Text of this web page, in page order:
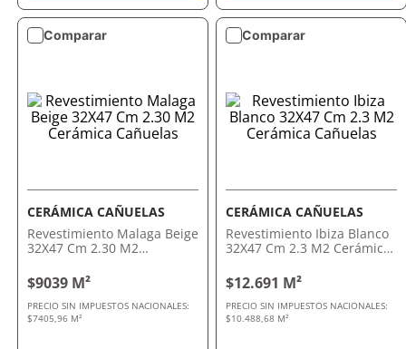
Comparar
CERÁMICA CAÑUELAS
Revestimiento Malaga Beige
32X47 Cm 2.30 M2
$9039 M²
PRECIO SIN IMPUESTOS NACIONALES:
$7405,96 M²
Comparar
CERÁMICA CAÑUELAS
Revestimiento Ibiza Blanco
32X47 Cm 2.3 M2 Cerámica
$12.691 M²
PRECIO SIN IMPUESTOS NACIONALES:
$10.488,68 M²